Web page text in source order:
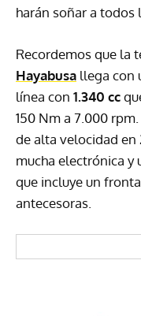
harán soñar a todos
Recordemos que la
Hayabusa llega con
línea con 1.340 cc
150 Nm a 7.000 rpm.
de alta velocidad en
mucha electrónica y
que incluye un
antecesoras.